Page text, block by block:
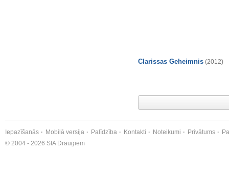
Clarissas Geheimnis (2012)
Iepazīšanās Mobilā versija Palīdzība Kontakti Noteikumi Privātums
© 2004 - 2026 SIA Draugiem